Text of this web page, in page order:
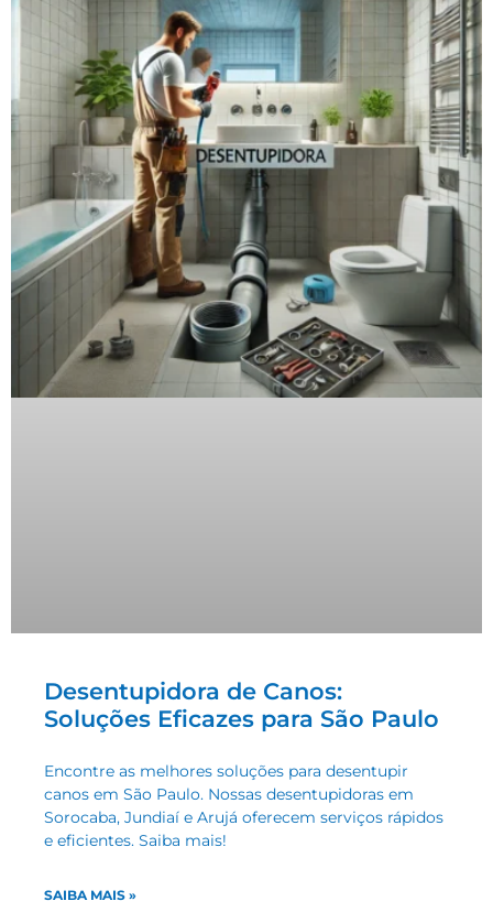
Desentupidora de Canos:
Soluções Eficazes para São Paulo
Encontre as melhores soluções para desentupir
canos em São Paulo. Nossas desentupidoras em
Sorocaba, Jundiaí e Arujá oferecem serviços rápidos
e eficientes. Saiba mais!
SAIBA MAIS »